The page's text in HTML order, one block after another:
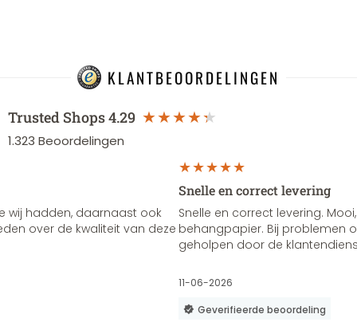
KLANTBEOORDELINGEN
Trusted Shops4.29
1.323 Beoordelingen
wij hadden, daarnaast ook
over de kwaliteit van deze
Snelle en correct levering
Snelle en correct levering.
behangpapier. Bij problemen
geholpen door de
11-06-2026
Geverifieerde beoordeling